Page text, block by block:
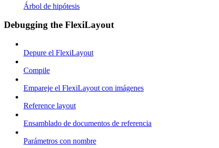
Árbol de hipótesis
Debugging the FlexiLayout
Depure el FlexiLayout
Compile
Empareje el FlexiLayout con imágenes
Reference layout
Ensamblado de documentos de referencia
Parámetros con nombre